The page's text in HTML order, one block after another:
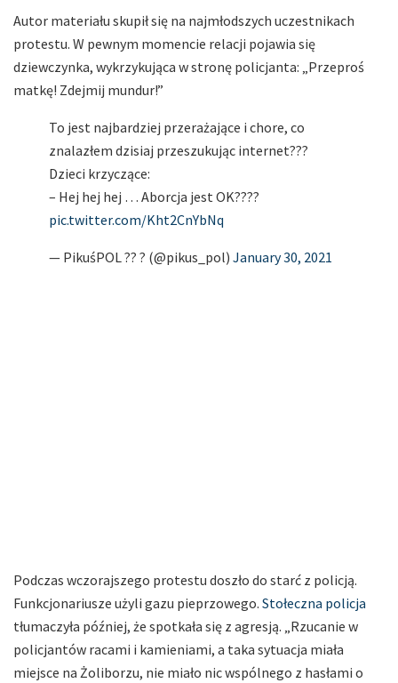
Autor materiału skupił się na najmłodszych uczestnikach
protestu. W pewnym momencie relacji pojawia się
dziewczynka, wykrzykująca w stronę policjanta: „Przeproś
matkę! Zdejmij mundur!”
To jest najbardziej przerażające i chore, co
znalazłem dzisiaj przeszukując internet???
Dzieci krzyczące:
– Hej hej hej … Aborcja jest OK????
pic.twitter.com/Kht2CnYbNq
— PikuśPOL ?? ‏? (@pikus_pol) January 30, 2021
Podczas wczorajszego protestu doszło do starć z policją.
Funkcjonariusze użyli gazu pieprzowego. Stołeczna policja
tłumaczyła później, że spotkała się z agresją. „Rzucanie w
policjantów racami i kamieniami, a taka sytuacja miała
miejsce na Żoliborzu, nie miało nic wspólnego z hasłami o